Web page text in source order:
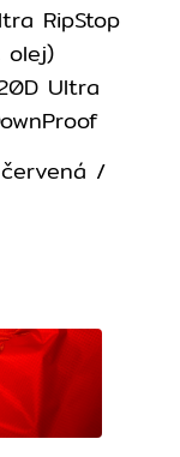
RipStop
olej)
Ultra
/